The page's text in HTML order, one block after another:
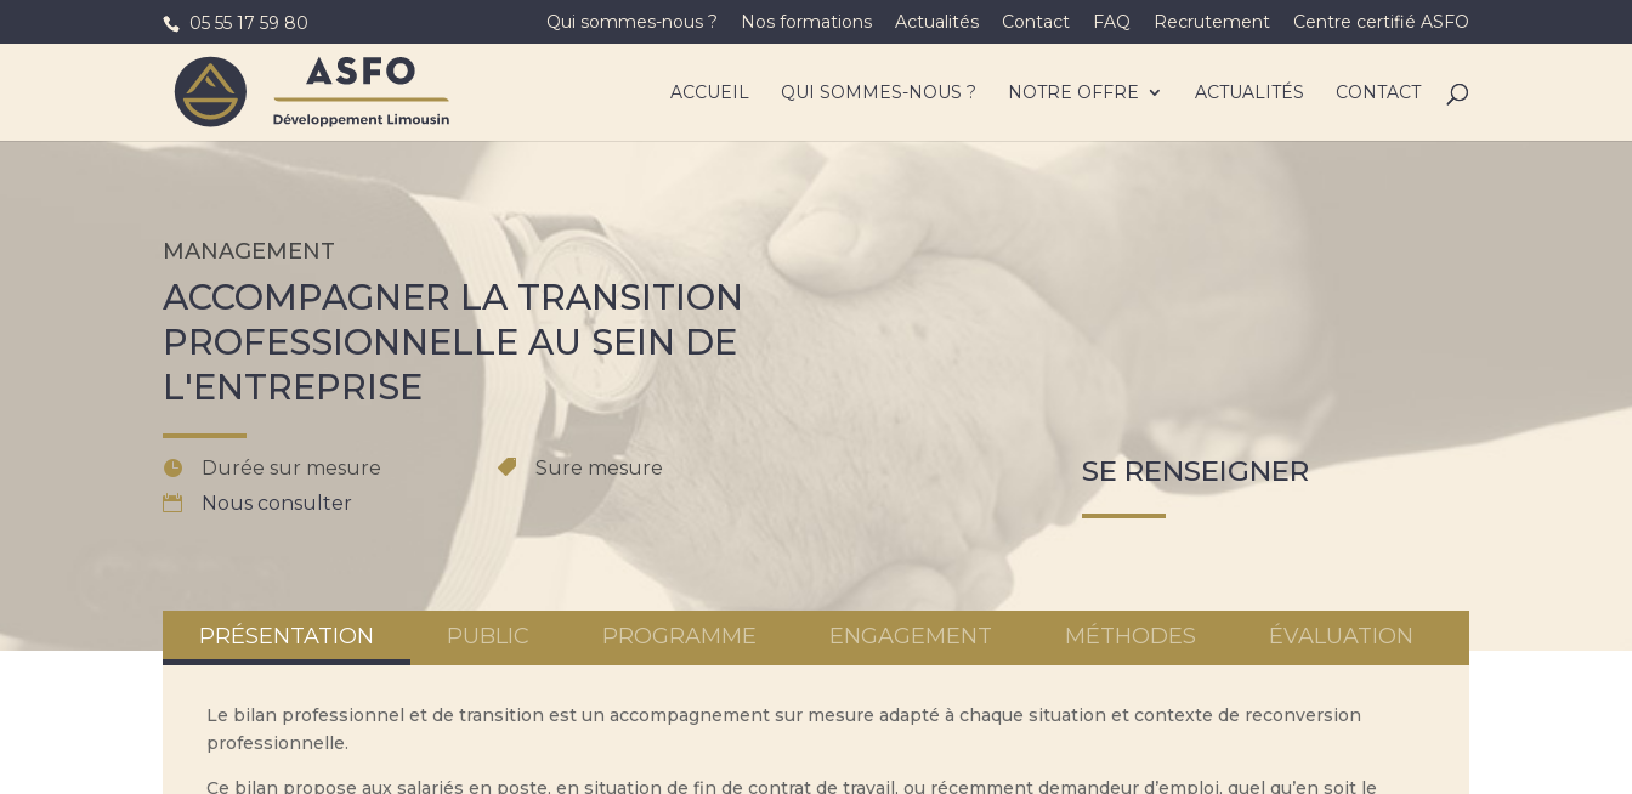
05 55 17 59 80 Qui sommes-nous ? Nos formations Actualités Contact FAQ Recrutement Centre certifié ASFO
ACCUEIL QUI SOMMES-NOUS ? NOTRE OFFRE ACTUALITÉS CONTACT
MANAGEMENT
ACCOMPAGNER LA TRANSITION
PROFESSIONNELLE AU SEIN DE
L'ENTREPRISE
Durée sur mesure
Nous consulter
Sure mesure SE RENSEIGNER
PRÉSENTATION PUBLIC PROGRAMME ENGAGEMENT MÉTHODES ÉVALUATION
Le bilan professionnel et de transition est un accompagnement sur mesure adapté à chaque situation et contexte de reconversion
professionnelle.
Ce bilan propose aux salariés en poste, en situation de fin de contrat de travail, ou récemment demandeur d’emploi, quel qu’en soit le